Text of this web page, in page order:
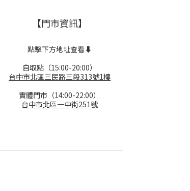
【門市資訊】
點擊下方地址查看⬇️
自取點（15:00-20:00）
台中市北區三民路三段313號1樓
實體門市（14:00-22:00）
台中市北區一中街251號